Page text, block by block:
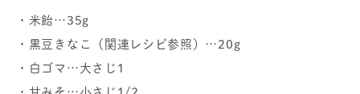
・米飴…35g
・黒豆きなこ（関連レシピ参照）…20g
・白ゴマ…大さじ1
・甘みそ…小さじ1/2